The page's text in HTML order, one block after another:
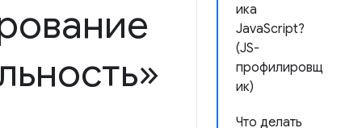
ика
JavaScript?
(JS-
профилировщ
ик)
Что делать